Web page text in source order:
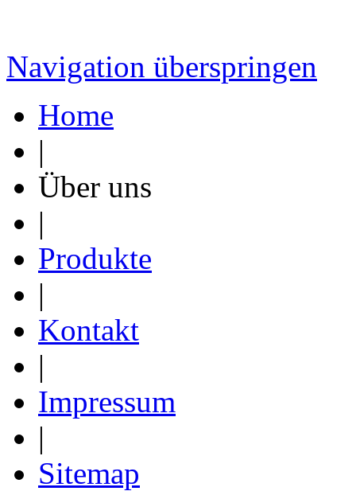
Navigation überspringen
Home
|
Über uns
|
Produkte
|
Kontakt
|
Impressum
|
Sitemap